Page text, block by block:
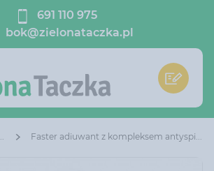
691 110 975
bok@zielonataczka.pl
Środki Ochrony Roślin Faster adiuwant z kompleksem antyspieniającym Sumin 10 ml